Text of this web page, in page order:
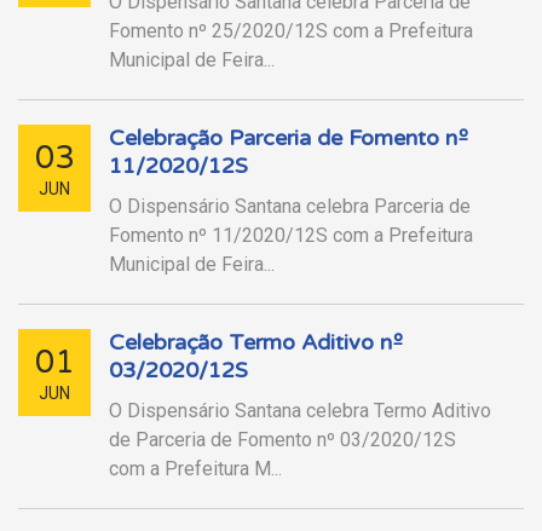
Fomento nº 25/2020/12S com a Prefeitura
Municipal de Feira...
03
JUN
Celebração Parceria de Fomento nº
11/2020/12S
O Dispensário Santana celebra Parceria de
Fomento nº 11/2020/12S com a Prefeitura
Municipal de Feira...
01
JUN
Celebração Termo Aditivo nº
03/2020/12S
O Dispensário Santana celebra Termo Aditivo
de Parceria de Fomento nº 03/2020/12S
com a Prefeitura M...